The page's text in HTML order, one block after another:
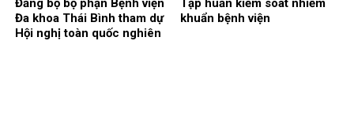
Đảng bộ bộ phận Bệnh viện
Đa khoa Thái Bình tham dự
Hội nghị toàn quốc nghiên
Tập huấn kiểm soát nhiễm
khuẩn bệnh viện